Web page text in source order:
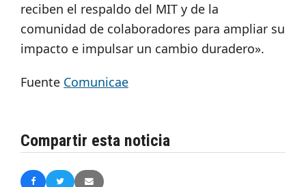
reciben el respaldo del MIT y de la
comunidad de colaboradores para ampliar su
impacto e impulsar un cambio duradero».
Fuente Comunicae
Compartir esta noticia